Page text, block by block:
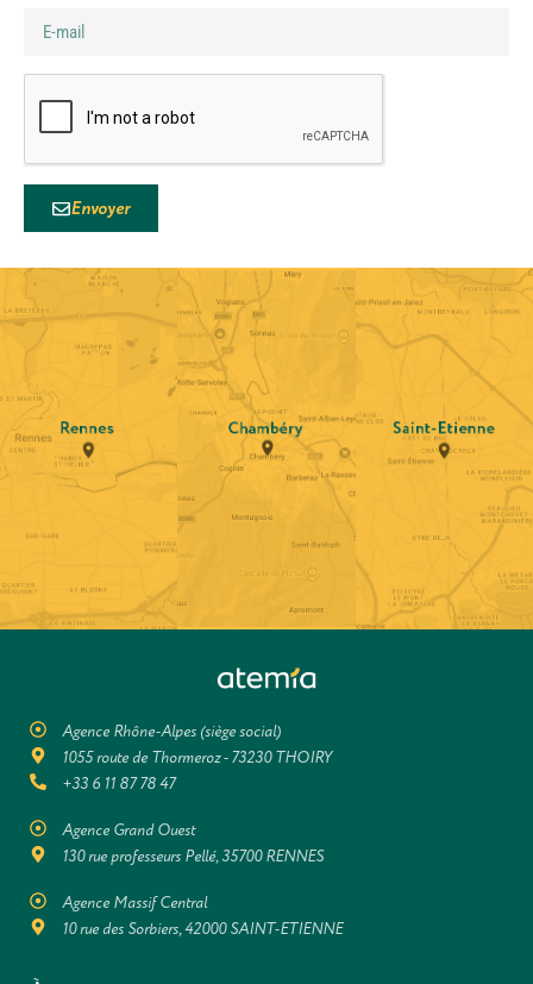
Envoyer
Agence Rhône-Alpes (siège social)
1055 route de Thormeroz - 73230 THOIRY
+33 6 11 87 78 47
Agence Grand Ouest
130 rue professeurs Pellé, 35700 RENNES
Agence Massif Central
10 rue des Sorbiers, 42000 SAINT-ETIENNE